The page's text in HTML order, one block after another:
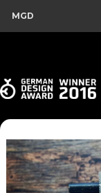
MGD